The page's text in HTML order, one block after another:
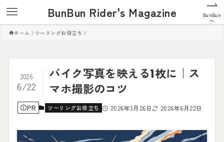
BunBun Rider's Magazine BunBun
へ
ホーム ツーリングお役立ち
バイク写真を映える1枚に｜ス
マホ撮影のコツ
2026
6/22
PR ツーリングお役立ち 2026年3月26日 2026年6月22日